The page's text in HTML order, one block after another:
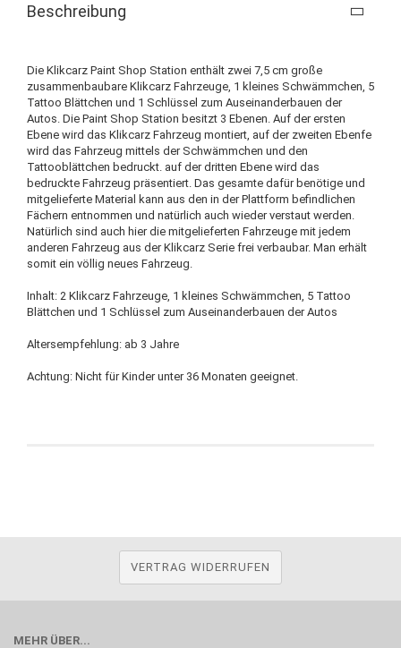
Beschreibung
Die Klikcarz Paint Shop Station enthält zwei 7,5 cm große
zusammenbaubare Klikcarz Fahrzeuge, 1 kleines Schwämmchen, 5
Tattoo Blättchen und 1 Schlüssel zum Auseinanderbauen der
Autos. Die Paint Shop Station besitzt 3 Ebenen. Auf der ersten
Ebene wird das Klikcarz Fahrzeug montiert, auf der zweiten Ebenfe
wird das Fahrzeug mittels der Schwämmchen und den
Tattooblättchen bedruckt. auf der dritten Ebene wird das
bedruckte Fahrzeug präsentiert. Das gesamte dafür benötige und
mitgelieferte Material kann aus den in der Plattform befindlichen
Fächern entnommen und natürlich auch wieder verstaut werden.
Natürlich sind auch hier die mitgelieferten Fahrzeuge mit jedem
anderen Fahrzeug aus der Klikcarz Serie frei verbaubar. Man erhält
somit ein völlig neues Fahrzeug.
Inhalt: 2 Klikcarz Fahrzeuge, 1 kleines Schwämmchen, 5 Tattoo
Blättchen und 1 Schlüssel zum Auseinanderbauen der Autos
Altersempfehlung: ab 3 Jahre
Achtung: Nicht für Kinder unter 36 Monaten geeignet.
VERTRAG WIDERRUFEN
MEHR ÜBER...